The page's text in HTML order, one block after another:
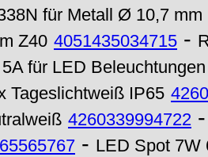
für Metall Ø 10,7 mm
Z40 4051435034715 -
für LED
Tageslichtweiß IP65
4260339994722
- LED Spot 7W